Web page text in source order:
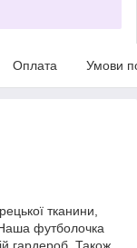
Оплата Умови
тканини,
Наша футболочка
гардероб. Також